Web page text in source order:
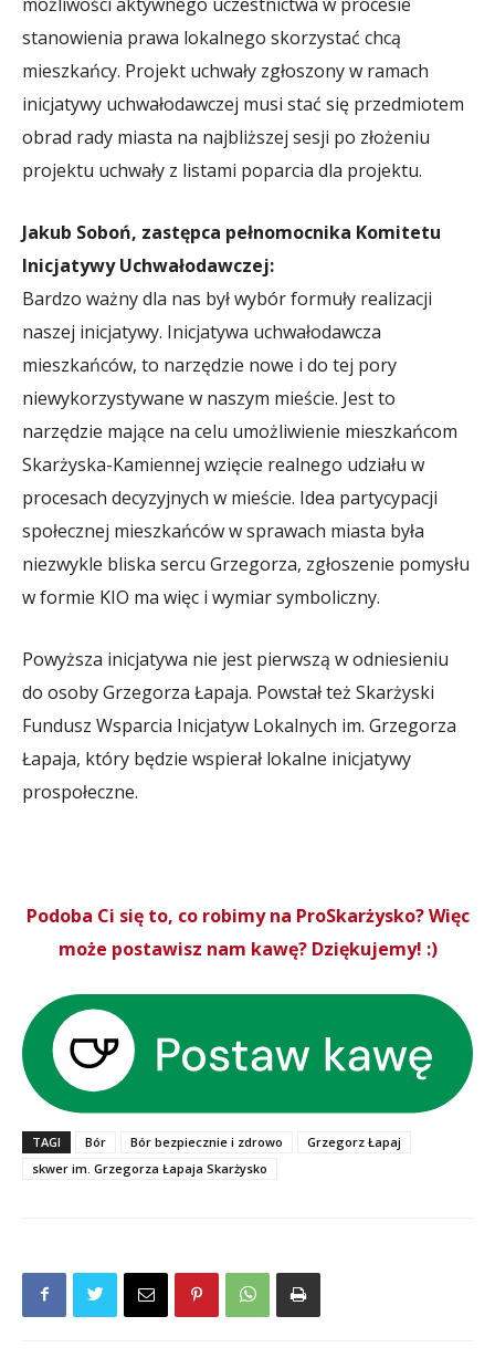
stanowienia prawa lokalnego skorzystać chcą
mieszkańcy. Projekt uchwały zgłoszony w ramach
inicjatywy uchwałodawczej musi stać się przedmiotem
obrad rady miasta na najbliższej sesji po złożeniu
projektu uchwały z listami poparcia dla projektu.
Jakub Soboń, zastępca pełnomocnika Komitetu
Inicjatywy Uchwałodawczej:
Bardzo ważny dla nas był wybór formuły realizacji
naszej inicjatywy. Inicjatywa uchwałodawcza
mieszkańców, to narzędzie nowe i do tej pory
niewykorzystywane w naszym mieście. Jest to
narzędzie mające na celu umożliwienie mieszkańcom
Skarżyska-Kamiennej wzięcie realnego udziału w
procesach decyzyjnych w mieście. Idea partycypacji
społecznej mieszkańców w sprawach miasta była
niezwykle bliska sercu Grzegorza, zgłoszenie pomysłu
w formie KIO ma więc i wymiar symboliczny.
Powyższa inicjatywa nie jest pierwszą w odniesieniu
do osoby Grzegorza Łapaja. Powstał też Skarżyski
Fundusz Wsparcia Inicjatyw Lokalnych im. Grzegorza
Łapaja, który będzie wspierał lokalne inicjatywy
prospołeczne.
Podoba Ci się to, co robimy na ProSkarżysko? Więc
może postawisz nam kawę? Dziękujemy! :)
TAGI Bór Bór bezpiecznie i zdrowo
Grzegorz Łapaj
skwer im. Grzegorza Łapaja Skarżysko